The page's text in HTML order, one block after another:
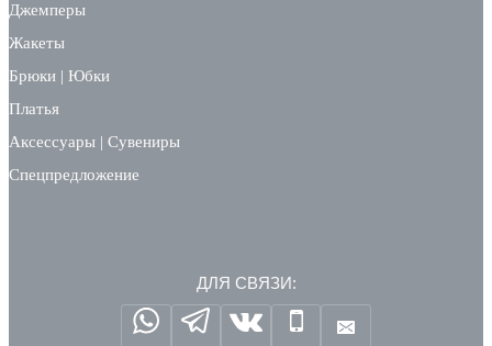
Джемперы
Жакеты
Брюки | Юбки
Платья
Аксессуары | Сувениры
Спецпредложение
ДЛЯ СВЯЗИ: